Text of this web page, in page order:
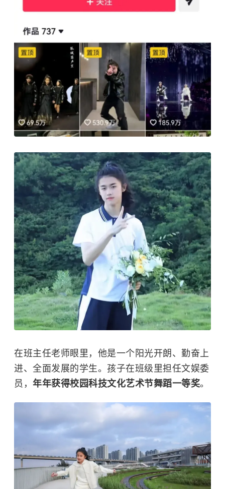
在班主任老师眼里，他是一个阳光开朗、勤奋上
进、全面发展的学生。孩子在班级里担任文娱委
员， 年年获得校园科技文化艺术节舞蹈一等奖。